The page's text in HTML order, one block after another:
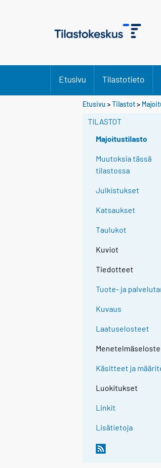
Etusivu Tilastotieto
Etusivu >Tilastot>
TILASTOT
Majoitustilasto
Muutoksia tässä
tilastossa
Julkistukset
Katsaukset
Taulukot
Kuviot
Tiedotteet
Tuote- ja
Kuvaus
Laatuselosteet
Käsitteet ja
Luokitukset
Linkit
Lisätietoja